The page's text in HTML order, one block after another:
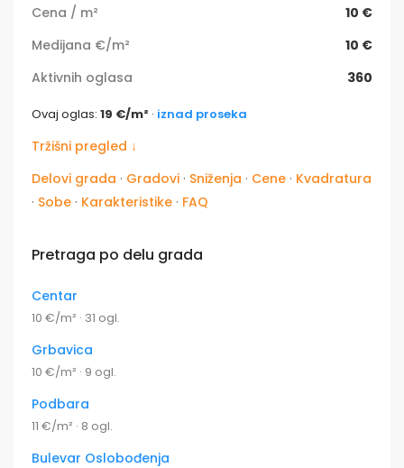
Cena / m²
10 €
Medijana €/m²
10 €
Aktivnih oglasa
360
Ovaj oglas: 19 €/m² · iznad proseka
Tržišni pregled ↓
Delovi grada · Gradovi · Sniženja · Cene · Kvadratura
· Sobe · Karakteristike · FAQ
Pretraga po delu grada
Centar
10 €/m² · 31 ogl.
Grbavica
10 €/m² · 9 ogl.
Podbara
11 €/m² · 8 ogl.
Bulevar Oslobođenja